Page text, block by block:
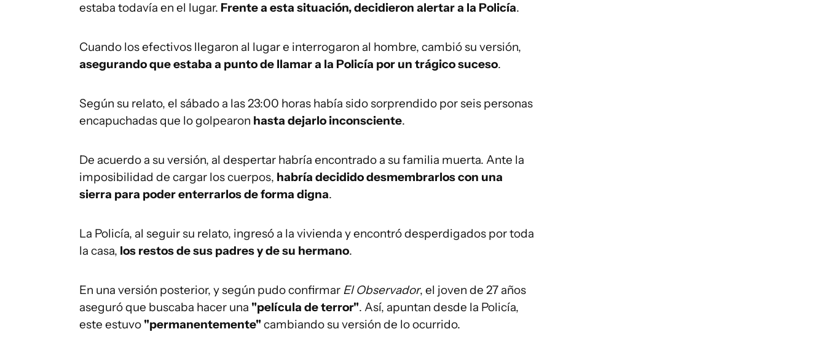
estaba todavía en el lugar. Frente a esta situación, decidieron alertar a la Policía.
Cuando los efectivos llegaron al lugar e interrogaron al hombre, cambió su versión,
asegurando que estaba a punto de llamar a la Policía por un trágico suceso.
Según su relato, el sábado a las 23:00 horas había sido sorprendido por seis personas
encapuchadas que lo golpearon hasta dejarlo inconsciente.
De acuerdo a su versión, al despertar habría encontrado a su familia muerta. Ante la
imposibilidad de cargar los cuerpos, habría decidido desmembrarlos con una
sierra para poder enterrarlos de forma digna.
La Policía, al seguir su relato, ingresó a la vivienda y encontró desperdigados por toda
la casa, los restos de sus padres y de su hermano.
En una versión posterior, y según pudo confirmar El Observador, el joven de 27 años
aseguró que buscaba hacer una "película de terror". Así, apuntan desde la Policía,
este estuvo "permanentemente"cambiando su versión de lo ocurrido.